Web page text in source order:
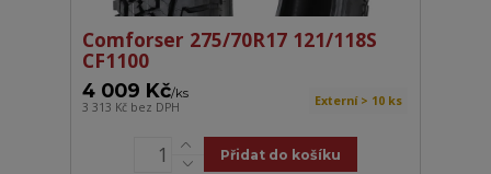
Comforser 275/70R17 121/118S
CF1100
4 009 Kč/ks
3 313 Kč bez DPH Externí > 10 ks
Přidat do košíku